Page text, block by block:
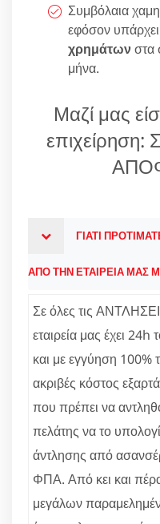
Συμβόλαια
εφόσον
χρημάτωνστα
μήνα.
Μαζί μας
ΓΙΑΤΙ
ΑΠΟ ΤΗΝ ΕΤΑΙΡΕΙΑ ΜΑΣ
Σε όλες τις
εταιρεία μας έχει
και με εγγύηση 100%
ακριβές κόστος
που πρέπει να
πελάτης να το
άντλησης από
ΦΠΑ. Από κει και
μεγάλων